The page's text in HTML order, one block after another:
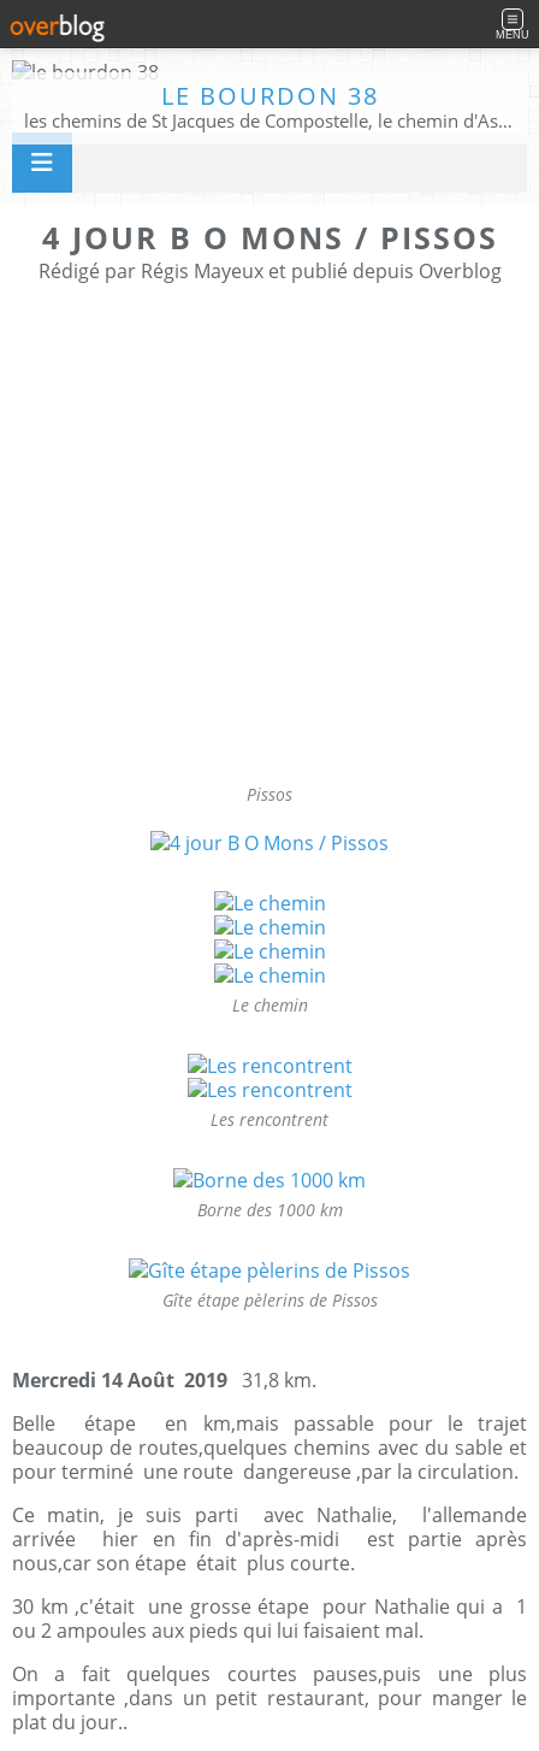
MENU
LE BOURDON 38
les chemins de St Jacques de Compostelle, le chemin d'Assise, La Voie Francigena, et autres chemins ........
4 JOUR B O MONS / PISSOS
Rédigé par Régis Mayeux et publié depuis Overblog
Pissos
Le chemin
Les rencontrent
Borne des 1000 km
Gîte étape pèlerins de Pissos
Mercredi 14 Août 2019 31,8 km.
Belle étape en km,mais passable pour le trajet
beaucoup de routes,quelques chemins avec du sable et
pour terminé une route dangereuse ,par la circulation.
Ce matin, je suis parti avec Nathalie, l'allemande
arrivée hier en fin d'après-midi est partie après
nous,car son étape était plus courte.
30 km ,c'était une grosse étape pour Nathalie qui a 1
ou 2 ampoules aux pieds qui lui faisaient mal.
On a fait quelques courtes pauses,puis une plus
importante ,dans un petit restaurant, pour manger le
plat du jour..